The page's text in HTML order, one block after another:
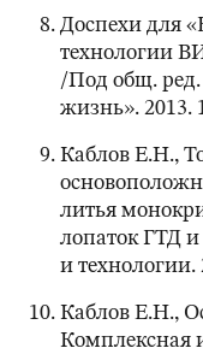
Доспехи для
технологии
/Под общ.
жизнь». 2013.
Каблов Е.Н.,
литья
лопаток ГТД
и технологии.
Каблов Е.Н.,
Комплексная